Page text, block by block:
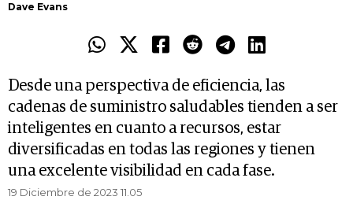
Dave Evans
Desde una perspectiva de eficiencia, las
cadenas de suministro saludables tienden a ser
inteligentes en cuanto a recursos, estar
diversificadas en todas las regiones y tienen
una excelente visibilidad en cada fase.
19 Diciembre de 2023 11.05